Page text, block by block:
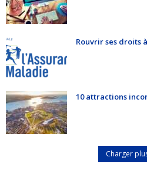
Rouvrir ses droits
10 attractions
Charger